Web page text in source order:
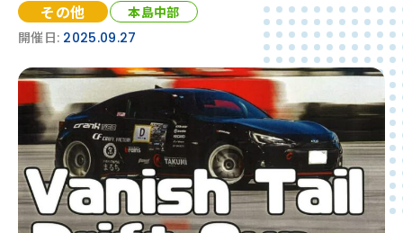
その他
本島中部
開催日: 2025.09.27